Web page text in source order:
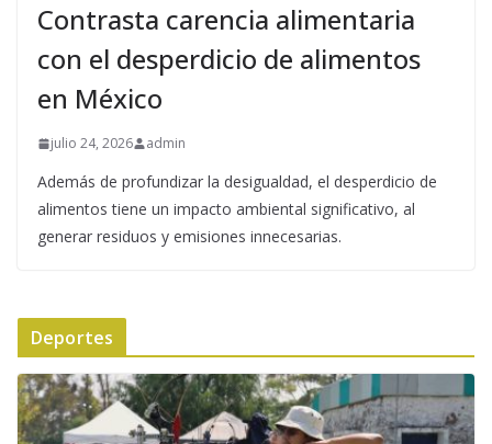
Contrasta carencia alimentaria
con el desperdicio de alimentos
en México
julio 24, 2026 admin
Además de profundizar la desigualdad, el desperdicio de
alimentos tiene un impacto ambiental significativo, al
generar residuos y emisiones innecesarias.
Deportes